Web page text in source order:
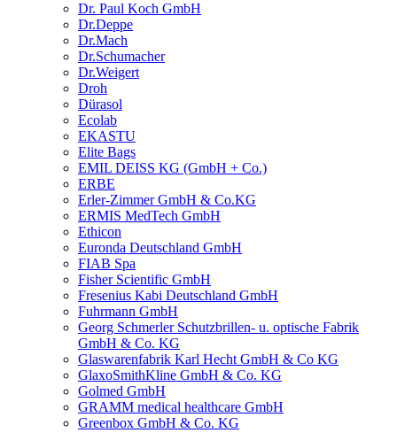
Dr. Paul Koch GmbH
Dr.Deppe
Dr.Mach
Dr.Schumacher
Dr.Weigert
Droh
Dürasol
Ecolab
EKASTU
Elite Bags
EMIL DEISS KG (GmbH + Co.)
ERBE
Erler-Zimmer GmbH & Co.KG
ERMIS MedTech GmbH
Ethicon
Euronda Deutschland GmbH
FIAB Spa
Fisher Scientific GmbH
Fresenius Kabi Deutschland GmbH
Fuhrmann GmbH
Georg Schmerler Schutzbrillen- u. optische Fabrik
GmbH & Co. KG
Glaswarenfabrik Karl Hecht GmbH & Co KG
GlaxoSmithKline GmbH & Co. KG
Golmed GmbH
GRAMM medical healthcare GmbH
Greenbox GmbH & Co. KG